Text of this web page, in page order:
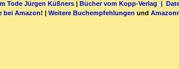
Tode Jürgen Küßners| Bücher vom Kopp-Verlag |
bei Amazon! | Weitere Buchempfehlungen und